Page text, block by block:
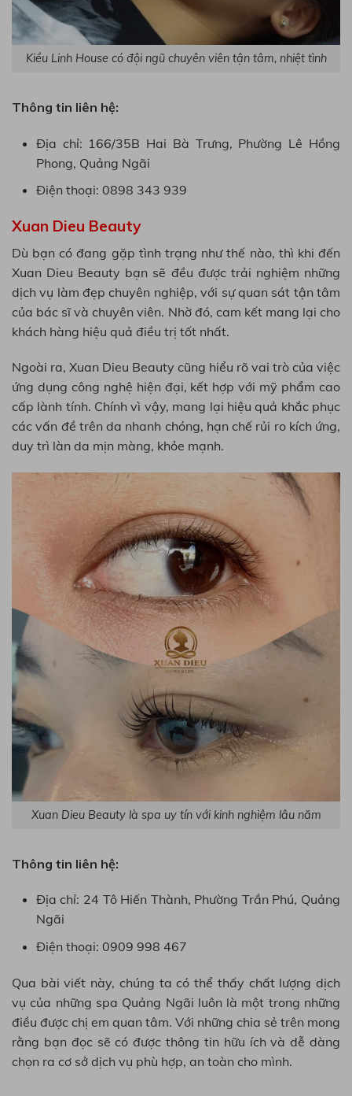
Kiều Linh House có đội ngũ chuyên viên tận tâm, nhiệt tình
Thông tin liên hệ:
Địa chỉ: 166/35B Hai Bà Trưng, Phường Lê Hồng
Phong, Quảng Ngãi
Điện thoại: 0898 343 939
Xuan Dieu Beauty
Dù bạn có đang gặp tình trạng như thế nào, thì khi đến
Xuan Dieu Beauty bạn sẽ đều được trải nghiệm những
dịch vụ làm đẹp chuyên nghiệp, với sự quan sát tận tâm
của bác sĩ và chuyên viên. Nhờ đó, cam kết mang lại cho
khách hàng hiệu quả điều trị tốt nhất.
Ngoài ra, Xuan Dieu Beauty cũng hiểu rõ vai trò của việc
ứng dụng công nghệ hiện đại, kết hợp với mỹ phẩm cao
cấp lành tính. Chính vì vậy, mang lại hiệu quả khắc phục
các vấn đề trên da nhanh chóng, hạn chế rủi ro kích ứng,
duy trì làn da mịn màng, khỏe mạnh.
Xuan Dieu Beauty là spa uy tín với kinh nghiệm lâu năm
Thông tin liên hệ:
Địa chỉ: 24 Tô Hiến Thành, Phường Trần Phú, Quảng
Ngãi
Điện thoại: 0909 998 467
Qua bài viết này, chúng ta có thể thấy chất lượng dịch
vụ của những spa Quảng Ngãi luôn là một trong những
điều được chị em quan tâm. Với những chia sẻ trên mong
rằng bạn đọc sẽ có được thông tin hữu ích và dễ dàng
chọn ra cơ sở dịch vụ phù hợp, an toàn cho mình.